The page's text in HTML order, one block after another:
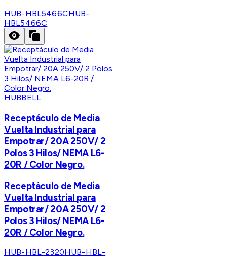
HUB-HBL5466CHUB-
HBL5466C
HUBBELL
Receptáculo de Media
Vuelta Industrial para
Empotrar/ 20A 250V/ 2
Polos 3 Hilos/ NEMA L6-
20R / Color Negro.
Receptáculo de Media
Vuelta Industrial para
Empotrar/ 20A 250V/ 2
Polos 3 Hilos/ NEMA L6-
20R / Color Negro.
HUB-HBL-2320HUB-HBL-